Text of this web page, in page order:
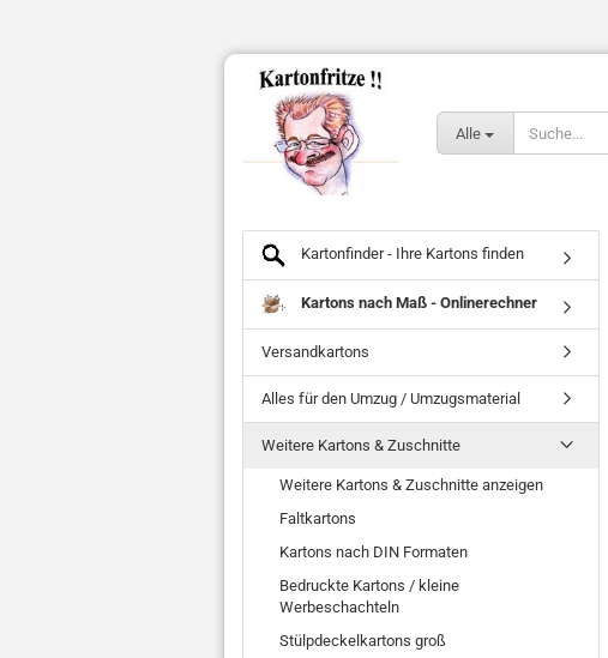
Alle
Kartonfinder - Ihre Kartons finden
Kartons nach Maß - Onlinerechner
Versandkartons
Alles für den Umzug / Umzugsmaterial
Weitere Kartons & Zuschnitte
Weitere Kartons & Zuschnitte anzeigen
Faltkartons
Kartons nach DIN Formaten
Bedruckte Kartons / kleine
Werbeschachteln
Stülpdeckelkartons groß